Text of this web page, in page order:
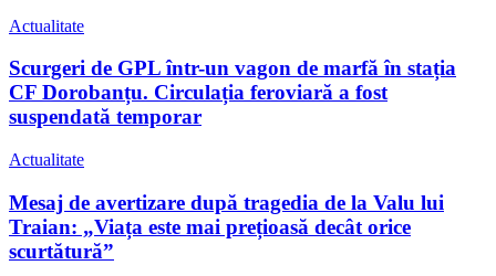
Actualitate
Scurgeri de GPL într-un vagon de marfă în stația
CF Dorobanțu. Circulația feroviară a fost
suspendată temporar
Actualitate
Mesaj de avertizare după tragedia de la Valu lui
Traian: „Viața este mai prețioasă decât orice
scurtătură”